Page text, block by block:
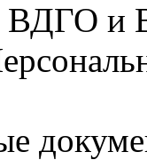
ВДГО и